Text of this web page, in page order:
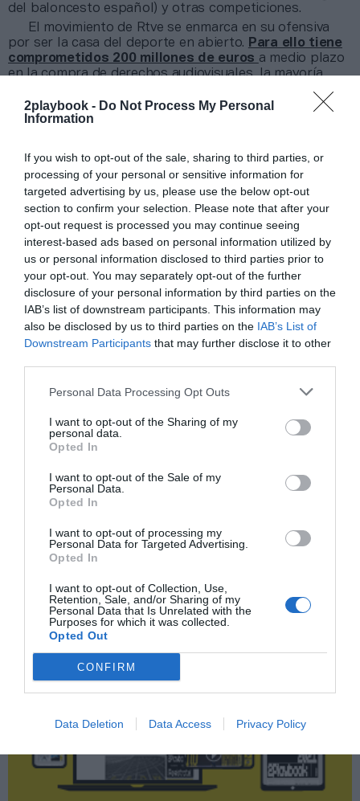
2playbook - Do Not Process My Personal
Information
If you wish to opt-out of the sale, sharing to third parties, or
processing of your personal or sensitive information for
targeted advertising by us, please use the below opt-out
section to confirm your selection. Please note that after your
opt-out request is processed you may continue seeing
interest-based ads based on personal information utilized by
us or personal information disclosed to third parties prior to
your opt-out. You may separately opt-out of the further
disclosure of your personal information by third parties on the
IAB’s list of downstream participants. This information may
also be disclosed by us to third parties on the IAB’s List of
Downstream Participants that may further disclose it to other
Personal Data Processing Opt Outs
I want to opt-out of the Sharing of my
personal data.
Opted In
I want to opt-out of the Sale of my
Personal Data.
Opted In
I want to opt-out of processing my
Personal Data for Targeted Advertising.
Opted In
I want to opt-out of Collection, Use,
Retention, Sale, and/or Sharing of my
Personal Data that Is Unrelated with the
Purposes for which it was collected.
Opted Out
CONFIRM
Data Deletion Data Access Privacy Policy
Asobal
Rtve
del baloncesto español) y otras competiciones.
El movimiento de Rtve se enmarca en su ofensiva
por ser la casa del deporte en abierto. Para ello tiene
comprometidos 200 millones de euros a medio plazo
en la compra de derechos audiovisuales, la mayoría
acuerdo llega tras el Mundial de balonmano, en el que
los Hispanos se colgaron el bronce. Aún no se han
Añadir2Playbookcomo fuente preferida de Google
de forma gratuita
Mantente informado con las últimas noticias de actualidad.
ACTIVAR AHORA
Compartir
Imprimir
Publicidad
2Playbook Club 2P